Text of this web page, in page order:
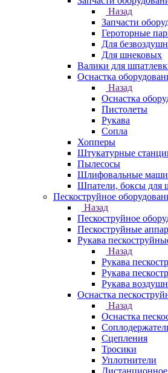
Назад
Запчасти
Героторные
Для
Для шнековых
Валики для
Оснастка
Назад
Оснастка
Пистолеты
Рукава
Сопла
Хопперы
Штукатурные
Пылесосы
Шлифовальные
Шпатели, боксы для
Пескоструйное
Назад
Пескоструйное
Пескоструйные
Рукава
Назад
Рукава
Рукава
Рукава
Оснастка
Назад
Оснастка
Сцепления
Тросики
Уплотнители